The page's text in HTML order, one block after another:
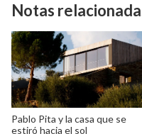
Notas
Pablo Pita y la casa que se
estiró hacia el sol